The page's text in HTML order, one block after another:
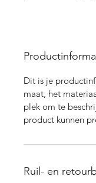
Dit is je
maat, het
plek om te
product kunnen
Ruil- en